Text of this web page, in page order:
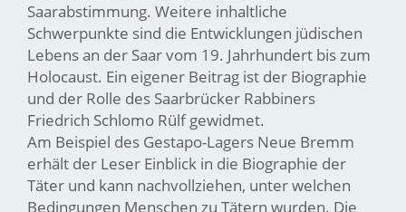
Saarabstimmung. Weitere inhaltliche
Schwerpunkte sind die Entwicklungen jüdischen
Lebens an der Saar vom 19. Jahrhundert bis zum
Holocaust. Ein eigener Beitrag ist der Biographie
und der Rolle des Saarbrücker Rabbiners
Friedrich Schlomo Rülf gewidmet.
Am Beispiel des Gestapo-Lagers Neue Bremm
erhält der Leser Einblick in die Biographie der
Täter und kann nachvollziehen, unter welchen
Bedingungen Menschen zu Tätern wurden. Die